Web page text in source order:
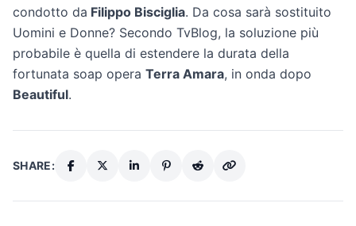
condotto da Filippo Bisciglia. Da cosa sarà sostituito
Uomini e Donne? Secondo TvBlog, la soluzione più
probabile è quella di estendere la durata della
fortunata soap opera Terra Amara, in onda dopo
Beautiful.
SHARE: